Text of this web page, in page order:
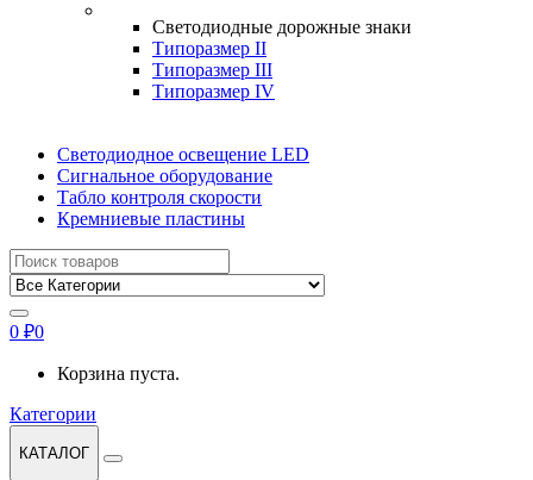
Светодиодные дорожные знаки
Типоразмер II
Типоразмер III
Типоразмер IV
Светодиодное освещение LED
Сигнальное оборудование
Табло контроля скорости
Кремниевые пластины
Найти:
0 ₽0
Корзина пуста.
Категории
КАТАЛОГ